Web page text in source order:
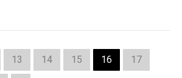
13 14 15 16 17